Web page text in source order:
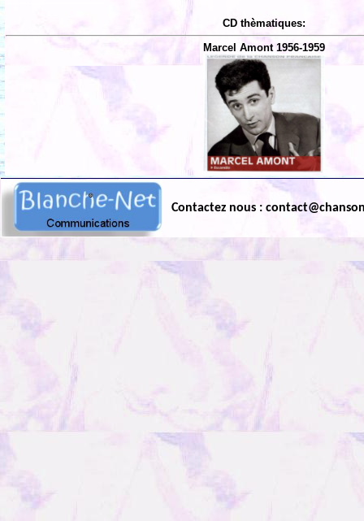
CD thèmatiques:
Marcel Amont 1956-1959
Contactez nous :